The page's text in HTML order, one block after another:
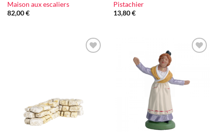
Maison aux escaliers
82,00€
Pistachier
13,80€